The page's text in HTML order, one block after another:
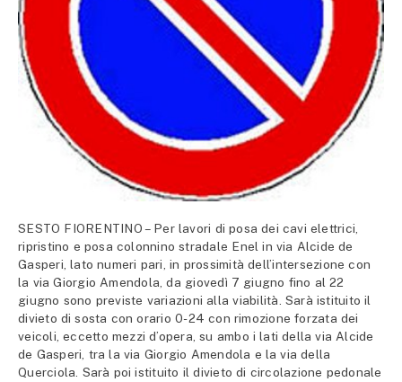
SESTO FIORENTINO – Per lavori di posa dei cavi elettrici,
ripristino e posa colonnino stradale Enel in via Alcide de
Gasperi, lato numeri pari, in prossimità dell’intersezione con
la via Giorgio Amendola, da giovedì 7 giugno fino al 22
giugno sono previste variazioni alla viabilità. Sarà istituito il
divieto di sosta con orario 0-24 con rimozione forzata dei
veicoli, eccetto mezzi d’opera, su ambo i lati della via Alcide
de Gasperi, tra la via Giorgio Amendola e la via della
Querciola. Sarà poi istituito il divieto di circolazione pedonale